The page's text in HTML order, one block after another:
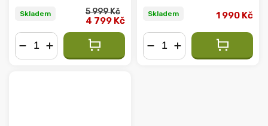
Skladem 5 999 Kč
4 799 Kč
Skladem 1 990 Kč